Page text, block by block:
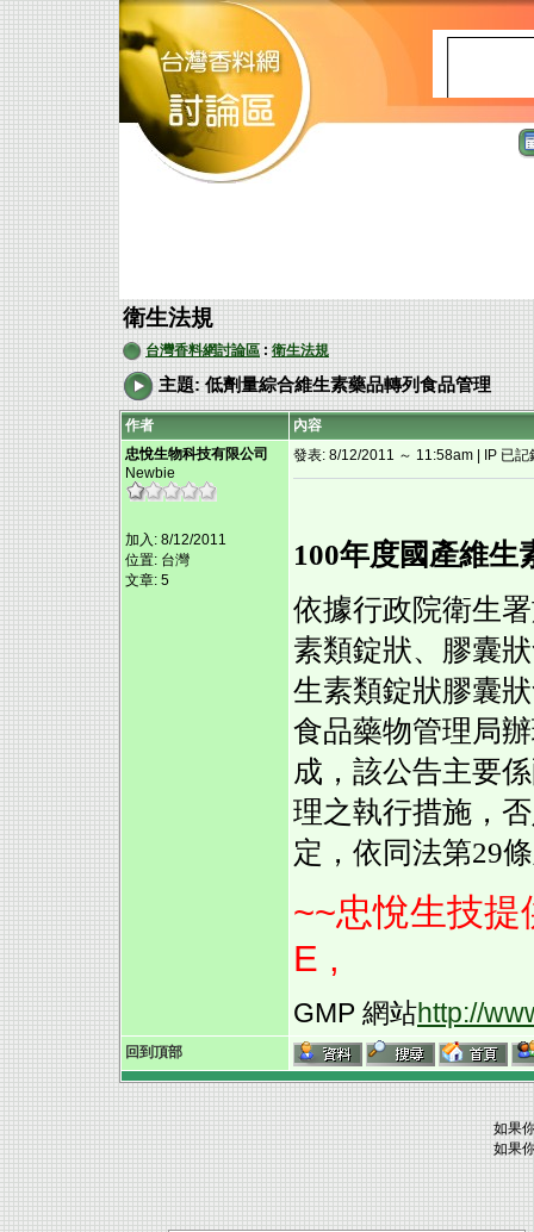
衛生法規
台灣香料網討論區 : 衛生法規
主題: 低劑量綜合維生素藥品轉列食品管理
作者
內容
忠悅生物科技有限公司
Newbie
加入: 8/12/2011
位置: 台灣
文章: 5
發表: 8/12/2011 ～ 11:58am | IP 已記
100年度國產維生
依據行政院衛生
素類錠狀、膠囊
生素類錠狀膠囊
食品藥物管理局
成，該公告主要
理之執行措施，
定，依同法第29
~~忠悅生技
E ,
GMP 網站http://
回到頂部
如果
如果